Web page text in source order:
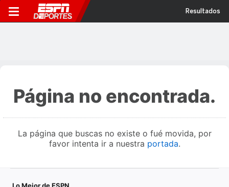
Resultados
Página no encontrada.
La página que buscas no existe o fué movida, por
favor intenta ir a nuestra portada.
Lo Mejor de ESPN